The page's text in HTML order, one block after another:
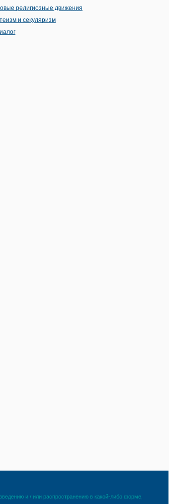
религиозные движения
и секуляризм
и / или распространению в какой-либо форме,